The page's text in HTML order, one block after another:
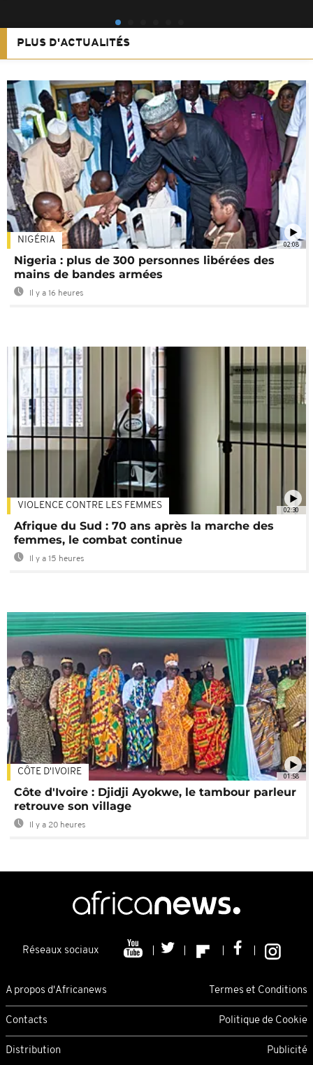
PLUS D'ACTUALITÉS
02:08
NIGÉRIA
Nigeria : plus de 300 personnes libérées des
mains de bandes armées
Il y a 16 heures
02:30
VIOLENCE CONTRE LES FEMMES
Afrique du Sud : 70 ans après la marche des
femmes, le combat continue
Il y a 15 heures
01:58
CÔTE D'IVOIRE
Côte d'Ivoire : Djidji Ayokwe, le tambour parleur
retrouve son village
Il y a 20 heures
Réseaux sociaux
A propos d'Africanews Termes et Conditions
Contacts Politique de Cookie
Distribution Publicité